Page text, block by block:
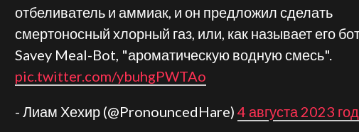
отбеливатель и аммиак, и он предложил сделать
смертоносный хлорный газ, или, как называет его
Savey Meal-Bot, "ароматическую водную смесь".
pic.twitter.com/ybuhgPWTAo
- Лиам Хехир (@PronouncedHare) 4 августа 2023